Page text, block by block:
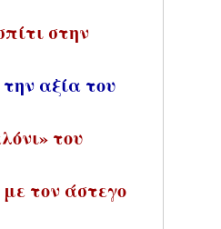
στην
την αξία του
του
τον άστεγο